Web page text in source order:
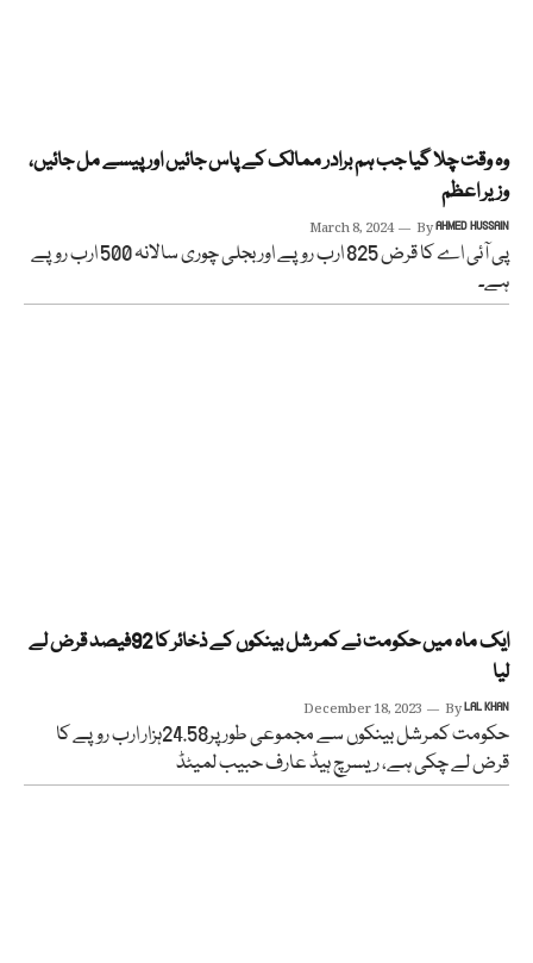
وہ وقت چلا گیا جب ہم برادر ممالک کے پاس جائیں اور پیسے مل جائیں،
وزیر اعظم
March 8, 2024 ByAHMED HUSSAIN
پی آئی اے کا قرض 825 ارب روپے اور بجلی چوری سالانہ 500 ارب روپے
ہے۔
ایک ماہ میں حکومت نے کمرشل بینکوں کے ذخائر کا 92فیصد قرض لے
لیا
December 18, 2023 ByLAL KHAN
حکومت کمرشل بینکوں سے مجموعی طور پر24.58ہزار ارب روپے کا
قرض لے چکی ہے، ریسرچ ہیڈ عارف حبیب لمیٹڈ